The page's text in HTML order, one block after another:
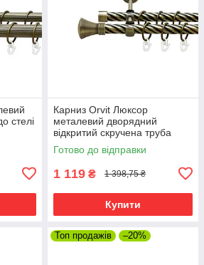
стелі
240
Карниз Orvit Люксор
металевий дворядний
відкритий скручена труба
кільце металеве Антик 19\19
мм 240 см (00-00022231)
Готово до відправки
1 119 ₴ 1 398,75 ₴
Купити
Топ продажів –20%